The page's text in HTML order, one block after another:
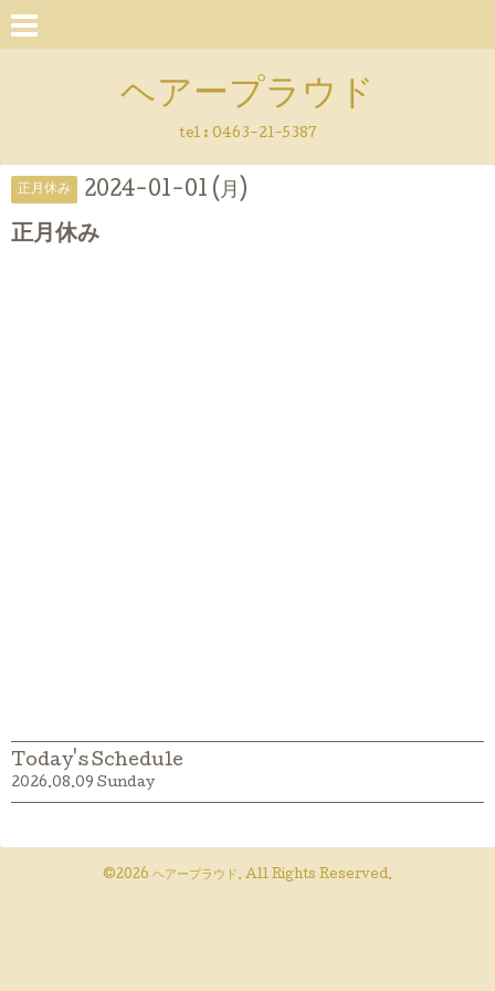
ヘアープラウド
tel : 0463-21-5387
正月休み 2024-01-01 (月)
正月休み
Today's Schedule
2026.08.09 Sunday
©2026 ヘアープラウド . All Rights Reserved.